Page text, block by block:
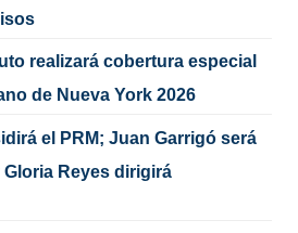
realizará cobertura especial
de Nueva York 2026
el PRM; Juan Garrigó será
Reyes dirigirá